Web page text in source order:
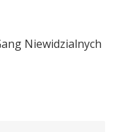
Niewidzialnych